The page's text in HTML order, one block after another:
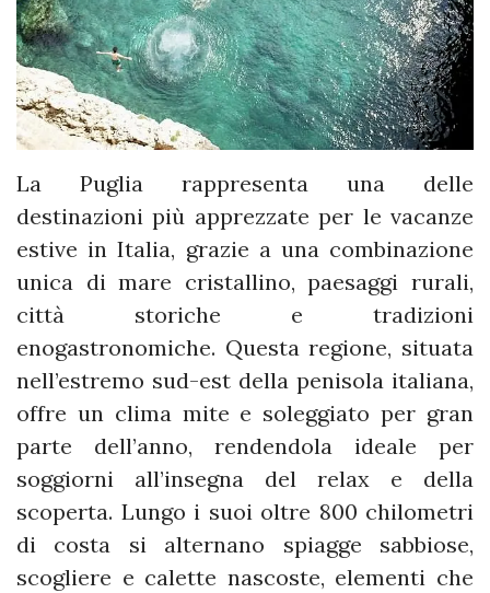
La Puglia rappresenta una delle
destinazioni più apprezzate per le vacanze
estive in Italia, grazie a una combinazione
unica di mare cristallino, paesaggi rurali,
città storiche e tradizioni
enogastronomiche. Questa regione, situata
nell’estremo sud-est della penisola italiana,
offre un clima mite e soleggiato per gran
parte dell’anno, rendendola ideale per
soggiorni all’insegna del relax e della
scoperta. Lungo i suoi oltre 800 chilometri
di costa si alternano spiagge sabbiose,
scogliere e calette nascoste, elementi che